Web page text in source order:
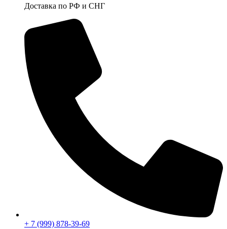
Доставка по РФ и СНГ
+ 7 (999) 878-39-69